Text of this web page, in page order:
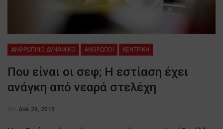
ΑΝΘΡΩΠΙΝΟ ΔΥΝΑΜΙΚΟ ΑΝΘΡΩΠΟΙ ΚΕΝΤΡΙΚΗ
Που είναι οι σεφ; Η εστίαση έχει
ανάγκη από νεαρά στελέχη
On Δεκ 26, 2019